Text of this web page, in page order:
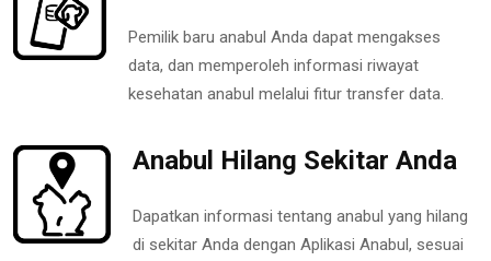
Pemilik baru anabul Anda dapat mengakses
data, dan memperoleh informasi riwayat
kesehatan anabul melalui fitur transfer data.
Anabul Hilang Sekitar Anda
Dapatkan informasi tentang anabul yang hilang
di sekitar Anda dengan Aplikasi Anabul, sesuai